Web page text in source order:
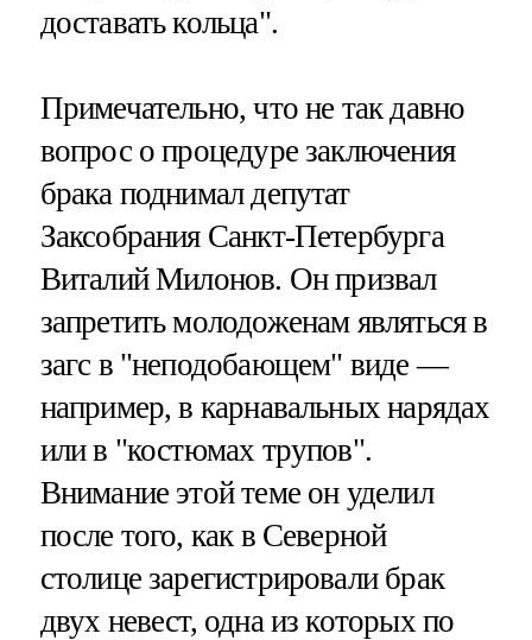
доставать кольца".
Примечательно, что не так давно
вопрос о процедуре заключения
брака поднимал депутат
Заксобрания Санкт-Петербурга
Виталий Милонов. Он призвал
запретить молодоженам являться в
загс в "неподобающем" виде —
например, в карнавальных нарядах
или в "костюмах трупов".
Внимание этой теме он уделил
после того, как в Северной
столице зарегистрировали брак
двух невест, одна из которых по